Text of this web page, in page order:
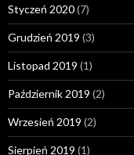
Styczeń 2020(7)
Grudzień 2019 (3)
Listopad 2019 (1)
Październik 2019 (2)
Wrzesień 2019 (2)
Sierpień 2019 (1)